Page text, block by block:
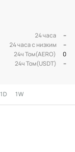
24 часа
--
24 часа с низким
--
24ч Том(AERO)
0
24ч Том(USDT)
--
1D 1W